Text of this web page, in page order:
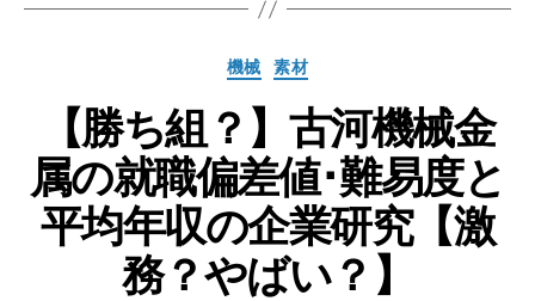
ナ
の
就
職
偏
差
値･
カ
ー
機械 素材
【勝ち組？】古河機械金
属の就職偏差値･難易度と
平均年収の企業研究【激
務？やばい？】